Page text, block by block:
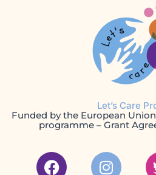
Let’s Care
Funded by the European
programme – Grant
F
I